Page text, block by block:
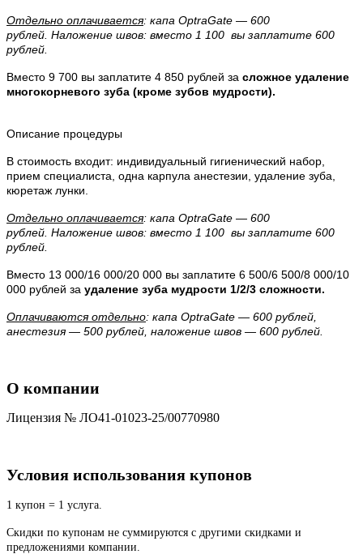
Отдельно оплачивается: капа OptraGate — 600
рублей. Наложение швов: вместо 1 100 вы заплатите 600
рублей.
Вместо 9 700 вы заплатите 4 850 рублей за сложное удаление
многокорневого зуба (кроме зубов мудрости).
Описание процедуры
В стоимость входит: индивидуальный гигиенический набор,
прием специалиста, одна карпула анестезии, удаление зуба,
кюретаж лунки.
Отдельно оплачивается: капа OptraGate — 600
рублей. Наложение швов: вместо 1 100 вы заплатите 600
рублей.
Вместо 13 000/16 000/20 000 вы заплатите 6 500/6 500/8 000/10
000 рублей за удаление зуба мудрости 1/2/3 сложности.
Оплачиваются отдельно: капа OptraGate — 600 рублей,
анестезия — 500 рублей, наложение швов — 600 рублей.
О компании
Лицензия № ЛО41-01023-25/00770980
Условия использования купонов
1 купон = 1 услуга.
Скидки по купонам не суммируются с другими скидками и
предложениями компании.